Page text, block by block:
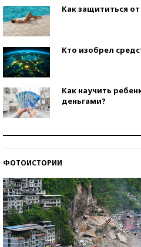
Как защититься
Кто изобрел
Как научить
деньгами?
ФОТОИСТОРИИ